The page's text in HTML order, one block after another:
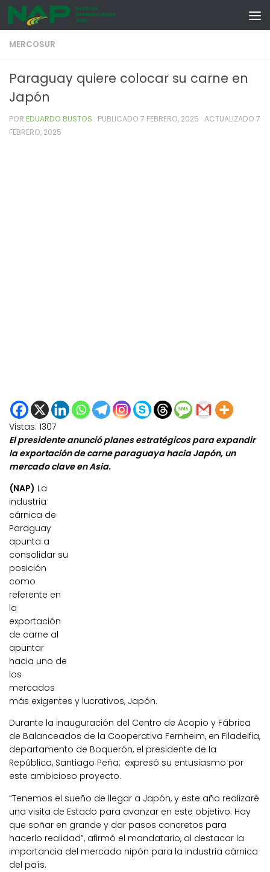
Skip to content
MERCOSUR
Paraguay quiere colocar su carne en
Japón
POR EDUARDO BUSTOS · PUBLICADO 7 FEBRERO, 2025 · ACTUALIZADO 7
FEBRERO, 2025
Vistas: 1307
El presidente anunció planes estratégicos para expandir
la exportación de carne paraguaya hacia Japón, un
mercado clave en Asia.
(NAP) La
industria
cárnica de
Paraguay
apunta a
consolidar su
posición
como
referente en
la
exportación
de carne al
apuntar
hacia uno de
los
mercados
más exigentes y lucrativos, Japón.
Durante la inauguración del Centro de Acopio y Fábrica
de Balanceados de la Cooperativa Fernheim, en Filadelfia,
departamento de Boquerón, el presidente de la
República, Santiago Peña, expresó su entusiasmo por
este ambicioso proyecto.
“Tenemos el sueño de llegar a Japón, y este año realizaré
una visita de Estado para avanzar en este objetivo. Hay
que soñar en grande y dar pasos concretos para
hacerlo realidad”, afirmó el mandatario, al destacar la
importancia del mercado nipón para la industria cárnica
del país.